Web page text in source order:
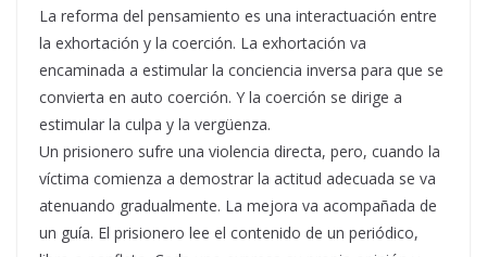
La reforma del pensamiento es una interactuación entre
la exhortación y la coerción. La exhortación va
encaminada a estimular la conciencia inversa para que se
convierta en auto coerción. Y la coerción se dirige a
estimular la culpa y la vergüenza.
Un prisionero sufre una violencia directa, pero, cuando la
víctima comienza a demostrar la actitud adecuada se va
atenuando gradualmente. La mejora va acompañada de
un guía. El prisionero lee el contenido de un periódico,